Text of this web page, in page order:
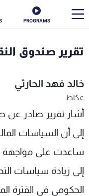
PROGRAMS
تقرير صندوق
خالد فهد الحارثي
عكاظ
أشار تقرير صادر عن
إلى أن السياسات
ساعدت على مواجهة
إلى زيادة سياسات
الحكومي في الفترة
إقتصاد
منوعات